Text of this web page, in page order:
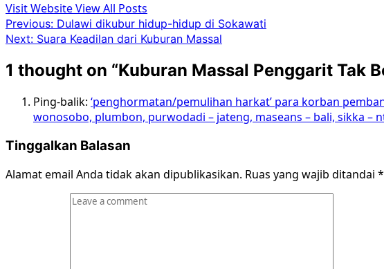
Visit WebsiteView All Posts
Post
navigation
Previous: Dulawi dikubur hidup-hidup di Sokawati
Next: Suara Keadilan dari Kuburan Massal
1 thought on “Kuburan Massal Penggarit Tak
Ping-balik: ‘penghormatan/pemulihan harkat’ para korban
wonosobo, plumbon, purwodadi – jateng, maseans – bali, sikka –
Tinggalkan Balasan
Alamat email Anda tidak akan dipublikasikan. Ruas yang wajib ditandai *